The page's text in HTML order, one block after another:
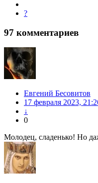
?
97 комментариев
Евгений Бесовитов
17 февраля 2023,
↓
0
Молодец, сладенько! Но